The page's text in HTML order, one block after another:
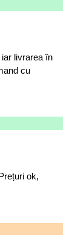
livrarea în
cu
ok,